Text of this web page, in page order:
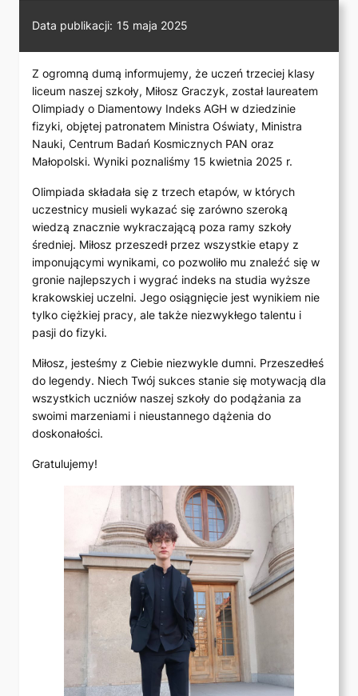
Data publikacji: 15 maja 2025
Z ogromną dumą informujemy, że uczeń trzeciej klasy
liceum naszej szkoły, Miłosz Graczyk, został laureatem
Olimpiady o Diamentowy Indeks AGH w dziedzinie
fizyki, objętej patronatem Ministra Oświaty, Ministra
Nauki, Centrum Badań Kosmicznych PAN oraz
Małopolski. Wyniki poznaliśmy 15 kwietnia 2025 r.
Olimpiada składała się z trzech etapów, w których
uczestnicy musieli wykazać się zarówno szeroką
wiedzą znacznie wykraczającą poza ramy szkoły
średniej. Miłosz przeszedł przez wszystkie etapy z
imponującymi wynikami, co pozwoliło mu znaleźć się w
gronie najlepszych i wygrać indeks na studia wyższe
krakowskiej uczelni. Jego osiągnięcie jest wynikiem nie
tylko ciężkiej pracy, ale także niezwykłego talentu i
pasji do fizyki.
Miłosz, jesteśmy z Ciebie niezwykle dumni. Przeszedłeś
do legendy. Niech Twój sukces stanie się motywacją dla
wszystkich uczniów naszej szkoły do podążania za
swoimi marzeniami i nieustannego dążenia do
doskonałości.
Gratulujemy!